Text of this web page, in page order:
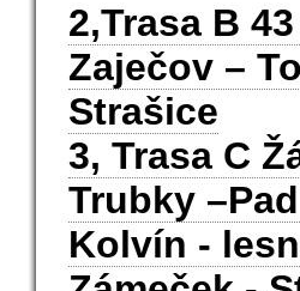
2,Trasa B
Zaječov –
Strašice
3, Trasa C
Trubky
Kolvín -